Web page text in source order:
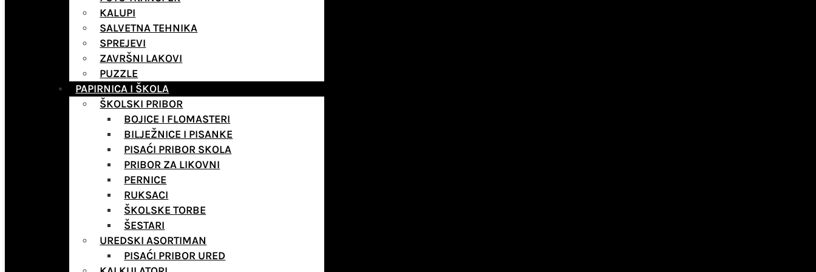
KALUPI
SALVETNA TEHNIKA
SPREJEVI
ZAVRŠNI LAKOVI
PUZZLE
PAPIRNICA I ŠKOLA
ŠKOLSKI PRIBOR
BOJICE I FLOMASTERI
BILJEŽNICE I PISANKE
PISAĆI PRIBOR SKOLA
PRIBOR ZA LIKOVNI
PERNICE
RUKSACI
ŠKOLSKE TORBE
ŠESTARI
UREDSKI ASORTIMAN
PISAĆI PRIBOR URED